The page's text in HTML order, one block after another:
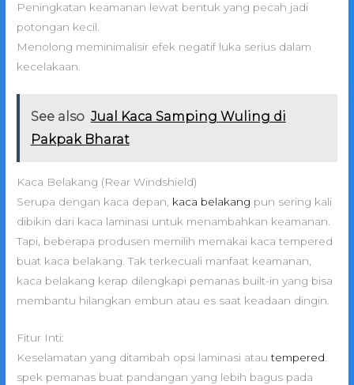
Peningkatan keamanan lewat bentuk yang pecah jadi
potongan kecil.
Menolong meminimalisir efek negatif luka serius dalam
kecelakaan.
See also Jual Kaca Samping Wuling di
Pakpak Bharat
Kaca Belakang (Rear Windshield)
Serupa dengan kaca depan, kaca belakang pun sering kali
dibikin dari kaca laminasi untuk menambahkan keamanan.
Tapi, beberapa produsen memilih memakai kaca tempered
buat kaca belakang. Tak terkecuali manfaat keamanan,
kaca belakang kerap dilengkapi pemanas built-in yang bisa
membantu hilangkan embun atau es saat keadaan dingin.
Fitur Inti:
Keselamatan yang ditambah opsi laminasi atautempered
spek pemanas buat pandangan yang lebih bagus pada